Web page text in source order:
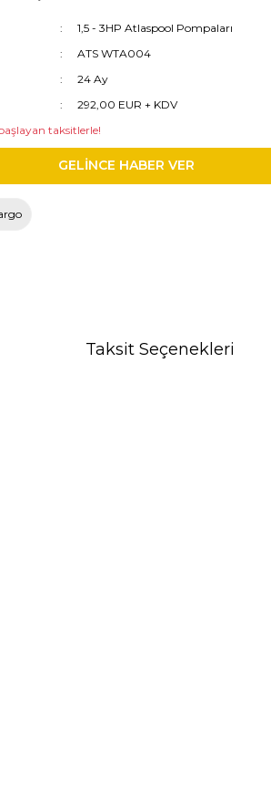
1,5 - 3HP Atlaspool Pompaları
ATS WTA004
24 Ay
292,00 EUR + KDV
taksitlerle!
GELİNCE HABER VER
Taksit Seçenekleri